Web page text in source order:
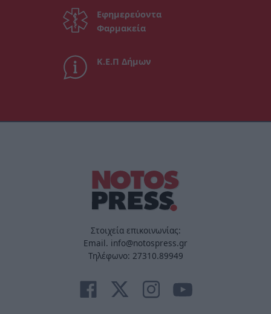
Εφημερεύοντα
Φαρμακεία
Κ.Ε.Π Δήμων
Στοιχεία επικοινωνίας:
Email. info@notospress.gr
Τηλέφωνο: 27310.89949